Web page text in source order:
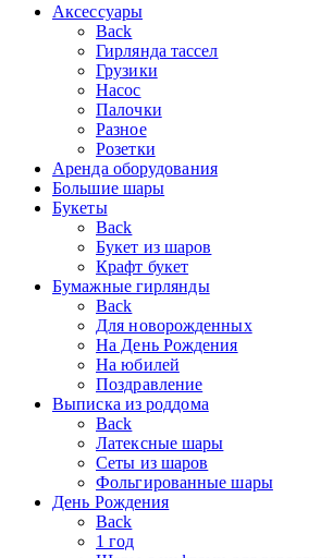
Аксессуары
Back
Гирлянда тассел
Грузики
Насос
Палочки
Разное
Розетки
Аренда оборудования
Большие шары
Букеты
Back
Букет из шаров
Крафт букет
Бумажные гирлянды
Back
Для новорожденных
На День Рождения
На юбилей
Поздравление
Выписка из роддома
Back
Латексные шары
Сеты из шаров
Фольгированные шары
День Рождения
Back
1 год